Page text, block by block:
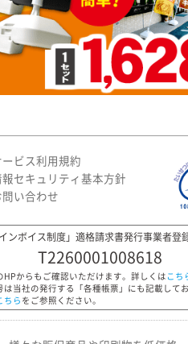
ービス利用規約
セキュリティ基本方針
問い合わせ
インボイス制度」適格請求書発行事業者登
T2260001008618
からもご確認いただけます。詳しくはこち
当社の発行する「各種帳票」にも記載して
ちら をご参照ください。